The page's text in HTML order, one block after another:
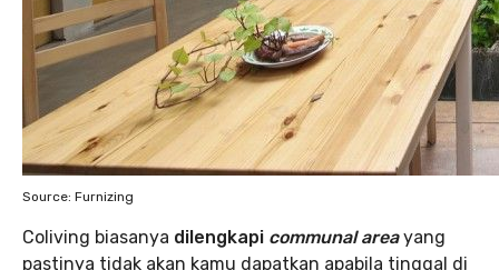
Source: Furnizing
Coliving biasanya dilengkapi communal areayang
pastinya tidak akan kamu dapatkan apabila tinggal di